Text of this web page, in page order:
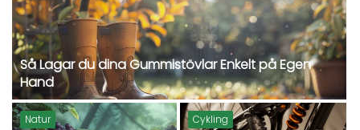
Så Lagar du dina Gummistövlar Enkelt på Egen
Hand
Natur Cykling